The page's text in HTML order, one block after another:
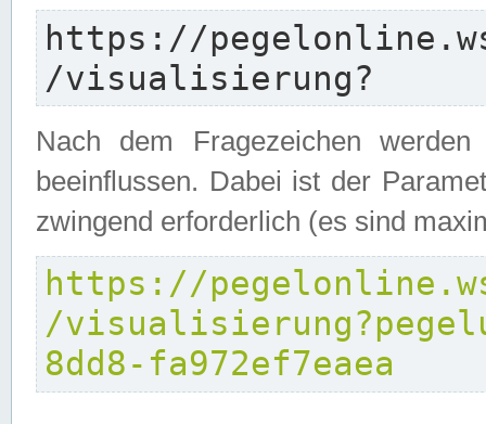
https://
/visualisierung?
Nach dem Fragezeichen
beeinflussen. Dabei ist der
zwingend erforderlich (es sind
https://
/
8dd8-fa972ef7eaea